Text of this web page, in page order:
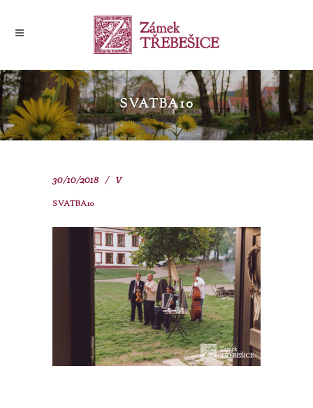
SVATBA10
30/10/2018 V
SVATBA10